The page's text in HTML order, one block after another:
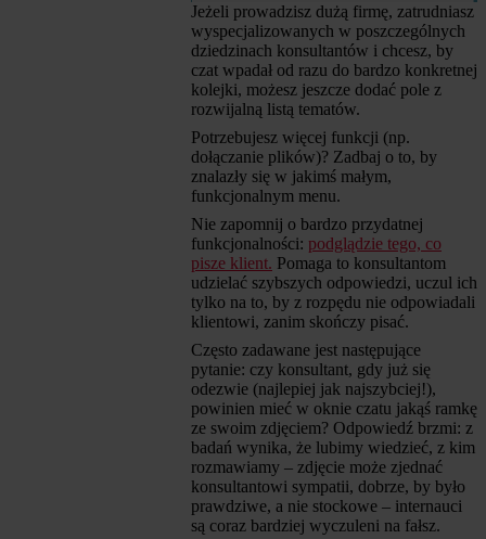
Jeżeli prowadzisz dużą firmę, zatrudniasz
wyspecjalizowanych w poszczególnych
dziedzinach konsultantów i chcesz, by
czat wpadał od razu do bardzo konkretnej
kolejki, możesz jeszcze dodać pole z
rozwijalną listą tematów.
Potrzebujesz więcej funkcji (np.
dołączanie plików)? Zadbaj o to, by
znalazły się w jakimś małym,
funkcjonalnym menu.
Nie zapomnij o bardzo przydatnej
funkcjonalności: podglądzie tego, co
pisze klient. Pomaga to konsultantom
udzielać szybszych odpowiedzi, uczul ich
tylko na to, by z rozpędu nie odpowiadali
klientowi, zanim skończy pisać.
Często zadawane jest następujące
pytanie: czy konsultant, gdy już się
odezwie (najlepiej jak najszybciej!),
powinien mieć w oknie czatu jakąś ramkę
ze swoim zdjęciem? Odpowiedź brzmi: z
badań wynika, że lubimy wiedzieć, z kim
rozmawiamy – zdjęcie może zjednać
konsultantowi sympatii, dobrze, by było
prawdziwe, a nie stockowe – internauci
są coraz bardziej wyczuleni na fałsz.